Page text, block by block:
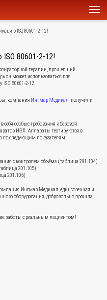
ISO 80601-2-12!
ISO 80601-2-12!
терапии, прошедший
он может использоваться для
ISO 80601-2-12.
компания Ингмар Медикал получили
себя особые требования к базовой
ИВЛ. Аппараты тестируются в
по следующим показателям:
с контролем объёма (таблица 201.104)
201.105)
201.106)
Ингмар Медикал, единственная и
оборудования, добровольно прошла
работы с реальным пациентом!